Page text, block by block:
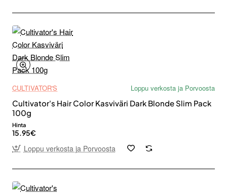
CULTIVATOR'S
Loppu verkosta ja Porvoosta
Cultivator's Hair Color Kasviväri Dark Blonde Slim Pack
100g
Hinta
15.95€
Loppu verkosta ja Porvoosta